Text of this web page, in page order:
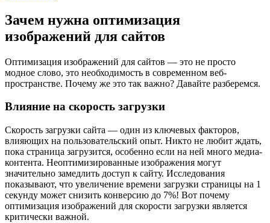
Зачем нужна оптимизация
изображений для сайтов
Оптимизация изображений для сайтов — это не просто
модное слово, это необходимость в современном веб-
пространстве. Почему же это так важно? Давайте разберемся.
Влияние на скорость загрузки
Скорость загрузки сайта — один из ключевых факторов,
влияющих на пользовательский опыт. Никто не любит ждать,
пока страница загрузится, особенно если на ней много медиа-
контента. Неоптимизированные изображения могут
значительно замедлить доступ к сайту. Исследования
показывают, что увеличение времени загрузки страницы на 1
секунду может снизить конверсию до 7%! Вот почему
оптимизация изображений для скорости загрузки является
критически важной.